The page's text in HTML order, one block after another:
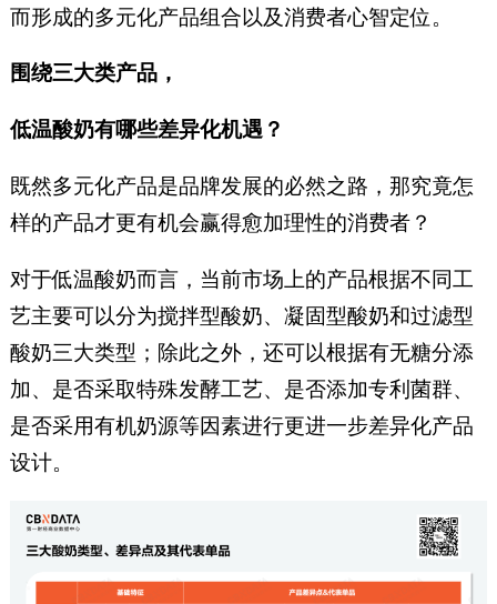
而形成的多元化产品组合以及消费者心智定位。
围绕三大类产品，
低温酸奶有哪些差异化机遇？
既然多元化产品是品牌发展的必然之路，那究竟怎
样的产品才更有机会赢得愈加理性的消费者？
对于低温酸奶而言，当前市场上的产品根据不同工
艺主要可以分为搅拌型酸奶、凝固型酸奶和过滤型
酸奶三大类型；除此之外，还可以根据有无糖分添
加、是否采取特殊发酵工艺、是否添加专利菌群、
是否采用有机奶源等因素进行更进一步差异化产品
设计。